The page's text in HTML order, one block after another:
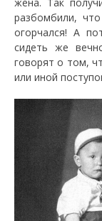
разбомбили,
огорчался! А
сидеть же
говорят о том,
или иной